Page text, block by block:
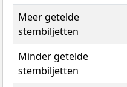
Meer getelde
stembiljetten
Minder getelde
stembiljetten